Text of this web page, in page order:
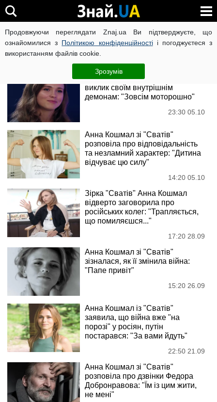
Продовжуючи переглядати Znaj.ua Ви підтверджуєте, що
ознайомилися з Політикою конфіденційностіі погоджуєтеся з
використанням файлів cookie.
Зрозумів
Анна Кошмал
Новини
Анна Кошмал із "Сватів" кинула
виклик своїм внутрішнім
демонам: "Зовсім моторошно"
23:30 05.10
Анна Кошмал зі "Сватів"
розповіла про відповідальність
та незламний характер: "Дитина
відчуває цю силу"
14:20 05.10
Зірка "Сватів" Анна Кошмал
відверто заговорила про
російських колег: "Трапляється,
що помиляєшся..."
17:20 28.09
Анна Кошмал зі "Сватів"
зізналася, як її змінила війна:
"Папе привіт"
15:20 26.09
Анна Кошмал із "Сватів"
заявила, що війна вже "на
порозі" у росіян, путін
постарався: "За вами йдуть"
22:50 21.09
Анна Кошмал зі "Сватів"
розповіла про дзвінки Федора
Добронравова: "Їм із цим жити,
не мені"